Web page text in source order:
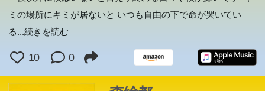
ミの場所にキミが居ないと いつも自由の下で命が哭いてい
る...続きを読む
10 0